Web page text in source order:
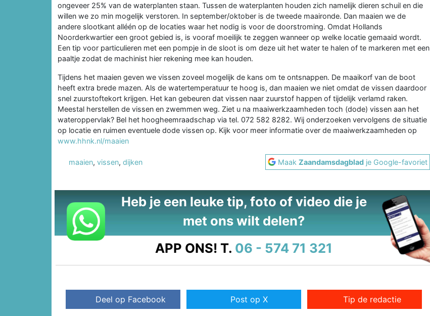
ongeveer 25% van de waterplanten staan. Tussen de waterplanten houden zich namelijk dieren schuil en die
willen we zo min mogelijk verstoren. In september/oktober is de tweede maaironde. Dan maaien we de
andere slootkant alléén op de locaties waar het nodig is voor de doorstroming. Omdat Hollands
Noorderkwartier een groot gebied is, is vooraf moeilijk te zeggen wanneer op welke locatie gemaaid wordt.
Een tip voor particulieren met een pompje in de sloot is om deze uit het water te halen of te markeren met een
paaltje zodat de machinist hier rekening mee kan houden.
Tijdens het maaien geven we vissen zoveel mogelijk de kans om te ontsnappen. De maaikorf van de boot
heeft extra brede mazen. Als de watertemperatuur te hoog is, dan maaien we niet omdat de vissen daardoor
snel zuurstoftekort krijgen. Het kan gebeuren dat vissen naar zuurstof happen of tijdelijk verlamd raken.
Meestal herstellen de vissen en zwemmen weg. Ziet u na maaiwerkzaamheden toch (dode) vissen aan het
wateroppervlak? Bel het hoogheemraadschap via tel. 072 582 8282. Wij onderzoeken vervolgens de situatie
op locatie en ruimen eventuele dode vissen op. Kijk voor meer informatie over de maaiwerkzaamheden op
www.hhnk.nl/maaien
maaien, vissen, dijken MaakZaandamsdagblad je Google-favoriet
Heb je een leuke tip, foto of video die je
met ons wilt delen?
APP ONS! T. 06 - 574 71 321
Deel op Facebook Post op X Tip de redactie